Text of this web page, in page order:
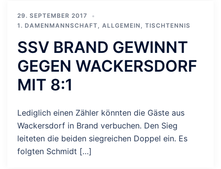
29. SEPTEMBER 2017
1. DAMENMANNSCHAFT, ALLGEMEIN , TISCHTENNIS
SSV BRAND GEWINNT
GEGEN WACKERSDORF
MIT 8:1
Lediglich einen Zähler könnten die Gäste aus
Wackersdorf in Brand verbuchen. Den Sieg
leiteten die beiden siegreichen Doppel ein. Es
folgten Schmidt […]